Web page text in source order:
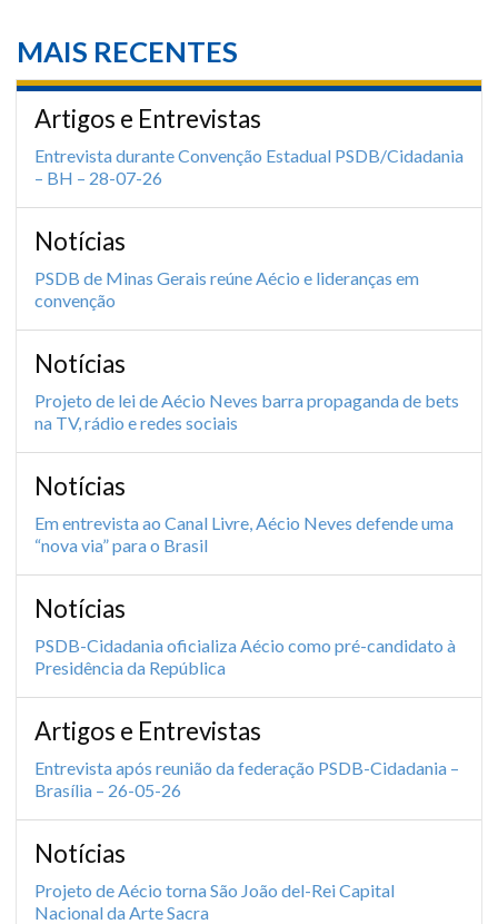
MAIS RECENTES
Artigos e Entrevistas
Entrevista durante Convenção Estadual PSDB/Cidadania
– BH – 28-07-26
Notícias
PSDB de Minas Gerais reúne Aécio e lideranças em
convenção
Notícias
Projeto de lei de Aécio Neves barra propaganda de bets
na TV, rádio e redes sociais
Notícias
Em entrevista ao Canal Livre, Aécio Neves defende uma
“nova via” para o Brasil
Notícias
PSDB-Cidadania oficializa Aécio como pré-candidato à
Presidência da República
Artigos e Entrevistas
Entrevista após reunião da federação PSDB-Cidadania –
Brasília – 26-05-26
Notícias
Projeto de Aécio torna São João del-Rei Capital
Nacional da Arte Sacra